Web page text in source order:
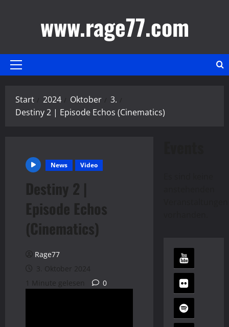
www.rage77.com
Primäres
Start 2024 Oktober
3.
Destiny 2 | Episode Echos (Cinematics)
News Video
Destiny 2 |
Episode Echos
(Cinematics)
Rage77
3. Oktober 2024
1 Minute gelesen
0